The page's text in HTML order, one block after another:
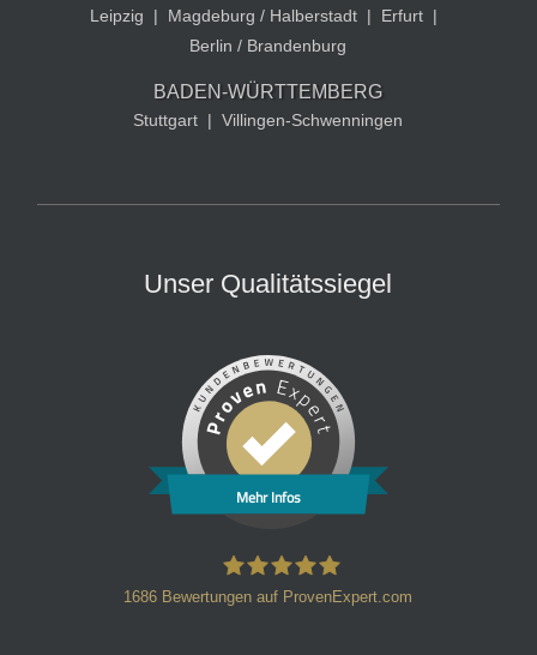
Leipzig | Magdeburg / Halberstadt | Erfurt |
Berlin / Brandenburg
BADEN-WÜRTTEMBERG
Stuttgart | Villingen-Schwenningen
Unser Qualitätssiegel
Mehr Infos
1686 Bewertungen auf ProvenExpert.com